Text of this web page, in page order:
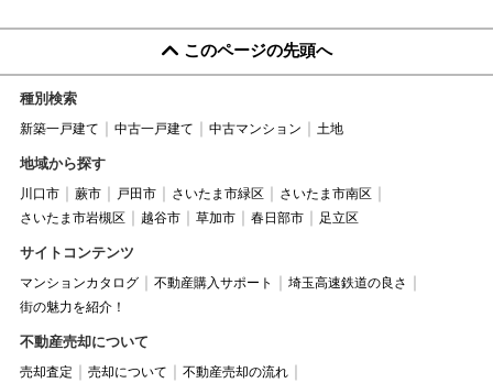
このページの先頭へ
種別検索
新築一戸建て 中古一戸建て 中古マンション 土地
地域から探す
川口市 蕨市 戸田市 さいたま市緑区
さいたま市南区
さいたま市岩槻区
越谷市 草加市 春日部市 足立区
サイトコンテンツ
マンションカタログ 不動産購入サポート
埼玉高速鉄道の良さ
街の魅力を紹介！
不動産売却について
売却査定 売却について
不動産売却の流れ